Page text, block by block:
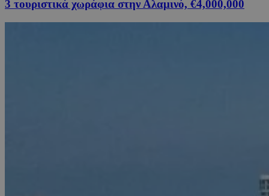
3 τουριστικά χωράφια στην Αλαμινό, €4,000,000